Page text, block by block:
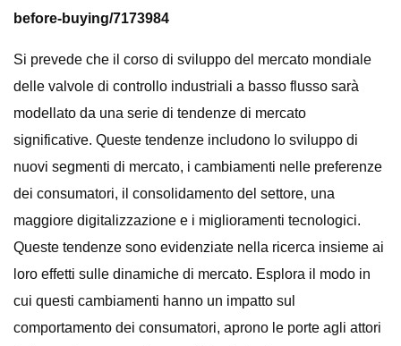
before-buying/7173984
Si prevede che il corso di sviluppo del mercato mondiale
delle valvole di controllo industriali a basso flusso sarà
modellato da una serie di tendenze di mercato
significative. Queste tendenze includono lo sviluppo di
nuovi segmenti di mercato, i cambiamenti nelle preferenze
dei consumatori, il consolidamento del settore, una
maggiore digitalizzazione e i miglioramenti tecnologici.
Queste tendenze sono evidenziate nella ricerca insieme ai
loro effetti sulle dinamiche di mercato. Esplora il modo in
cui questi cambiamenti hanno un impatto sul
comportamento dei consumatori, aprono le porte agli attori